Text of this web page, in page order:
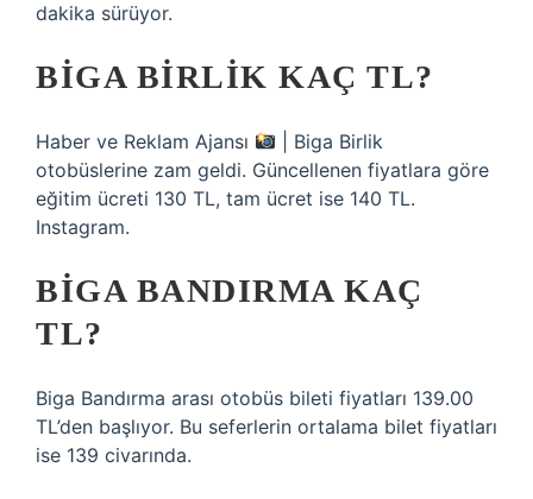
dakika sürüyor.
BIGA BIRLIK KAÇ TL?
Haber ve Reklam Ajansı
| Biga Birlik
otobüslerine zam geldi. Güncellenen fiyatlara göre
eğitim ücreti 130 TL, tam ücret ise 140 TL.
Instagram.
BIGA BANDIRMA KAÇ
TL?
Biga Bandırma arası otobüs bileti fiyatları 139.00
TL’den başlıyor. Bu seferlerin ortalama bilet fiyatları
ise 139 civarında.